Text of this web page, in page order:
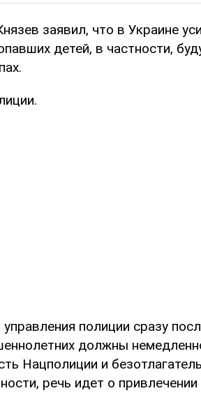
заявил, что в Украине
детей, в частности,
полиции сразу
должны
Нацполиции и
речь идет о привлечении